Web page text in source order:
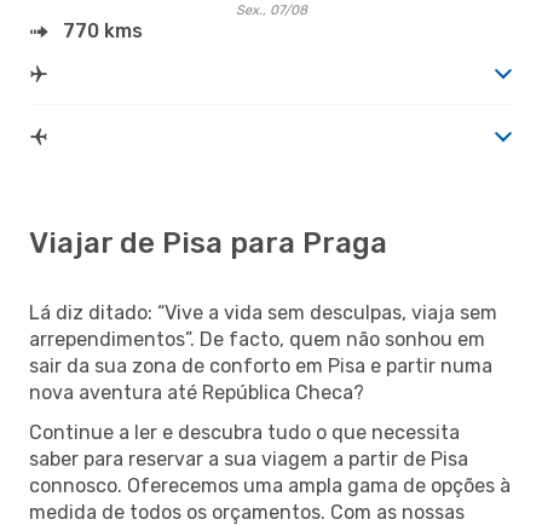
Sex., 07/08
770 kms
Viajar de Pisa para Praga
Lá diz ditado: “Vive a vida sem desculpas, viaja sem
arrependimentos”. De facto, quem não sonhou em
sair da sua zona de conforto em Pisa e partir numa
nova aventura até República Checa?
Continue a ler e descubra tudo o que necessita
saber para reservar a sua viagem a partir de Pisa
connosco. Oferecemos uma ampla gama de opções à
medida de todos os orçamentos. Com as nossas